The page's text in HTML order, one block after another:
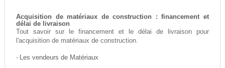
Acquisition de matériaux de construction : financement et
délai de livraison
Tout savoir sur le financement et le délai de livraison pour
l'acquisition de matériaux de construction.
- Les vendeurs de Matériaux